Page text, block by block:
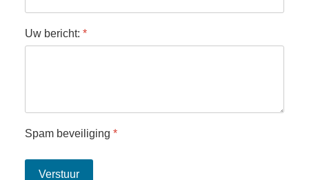
Uw bericht:*
Spam beveiliging*
Verstuur